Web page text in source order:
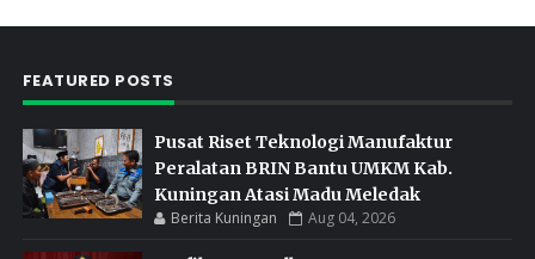
FEATURED POSTS
Pusat Riset Teknologi Manufaktur
Peralatan BRIN Bantu UMKM Kab.
Kuningan Atasi Madu Meledak
Berita Kuningan Aug 04, 2026